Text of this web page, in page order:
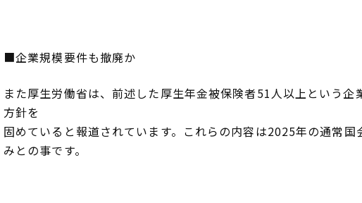
■企業規模要件も撤廃か
また厚生労働省は、前述した厚生年金被保険者51人以上という企
方針を
固めていると報道されています。これらの内容は2025年の通常国
みとの事です。